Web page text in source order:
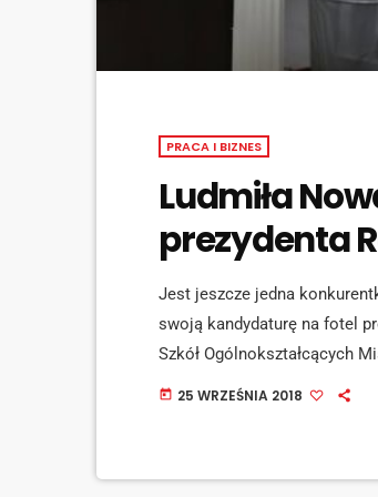
PRACA I BIZNES
Ludmiła
prezydenta
Jest jeszcze jedna
swoją kandydaturę na fotel
Szkół Ogólnokształcących
Robertem Myśliwym,
today 25 WRZEŚNIA 2018